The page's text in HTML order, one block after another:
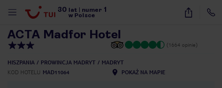
30 lat numer 1
w Polsce
27
ACTA Madfor Hotel
(1664 opinie)
HISZPANIA PROWINCJA MADRYT
MADRYT
KOD HOTELU MAD11064 POKAŻ NA MAPIE